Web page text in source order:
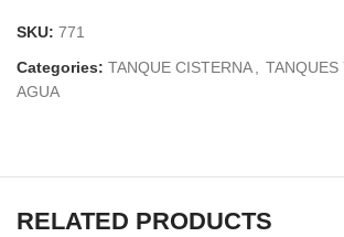
SKU: 771
Categories: TANQUE CISTERNA
TANQUES
AGUA
RELATED PRODUCTS